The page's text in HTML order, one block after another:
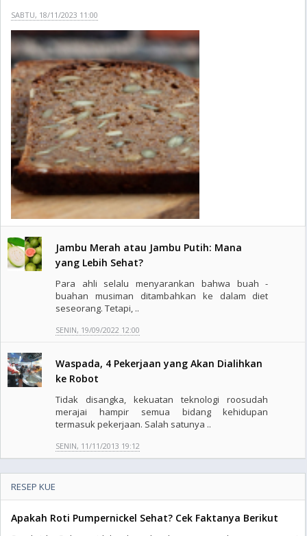
SABTU, 18/11/2023 11:00
Jambu Merah atau Jambu Putih: Mana
yang Lebih Sehat?
Para ahli selalu menyarankan bahwa buah -
buahan musiman ditambahkan ke dalam diet
seseorang. Tetapi, ..
SENIN, 19/09/2022 12:00
Waspada, 4 Pekerjaan yang Akan Dialihkan
ke Robot
Tidak disangka, kekuatan teknologi roosudah
merajai hampir semua bidang kehidupan
termasuk pekerjaan. Salah satunya ..
SENIN, 11/11/2013 19:12
RESEP KUE
Apakah Roti Pumpernickel Sehat? Cek Faktanya Berikut